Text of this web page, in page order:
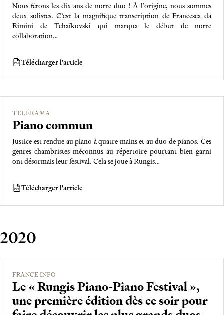
Nous fêtons les dix ans de notre duo ! À l’origine, nous sommes
deux solistes. C’est la magnifique transcription de Francesca da
Rimini de Tchaïkovski qui marqua le début de notre
collaboration…
PDF Télécharger l'article
TÉLÉRAMA
Piano commun
Justice est rendue au piano à quatre mains et au duo de pianos. Ces
genres chambristes méconnus au répertoire pourtant bien garni
ont désormais leur festival. Cela se joue à Rungis…
PDF Télécharger l'article
2020
FRANCE INFO
Le « Rungis Piano-Piano Festival »,
une première édition dès ce soir pour